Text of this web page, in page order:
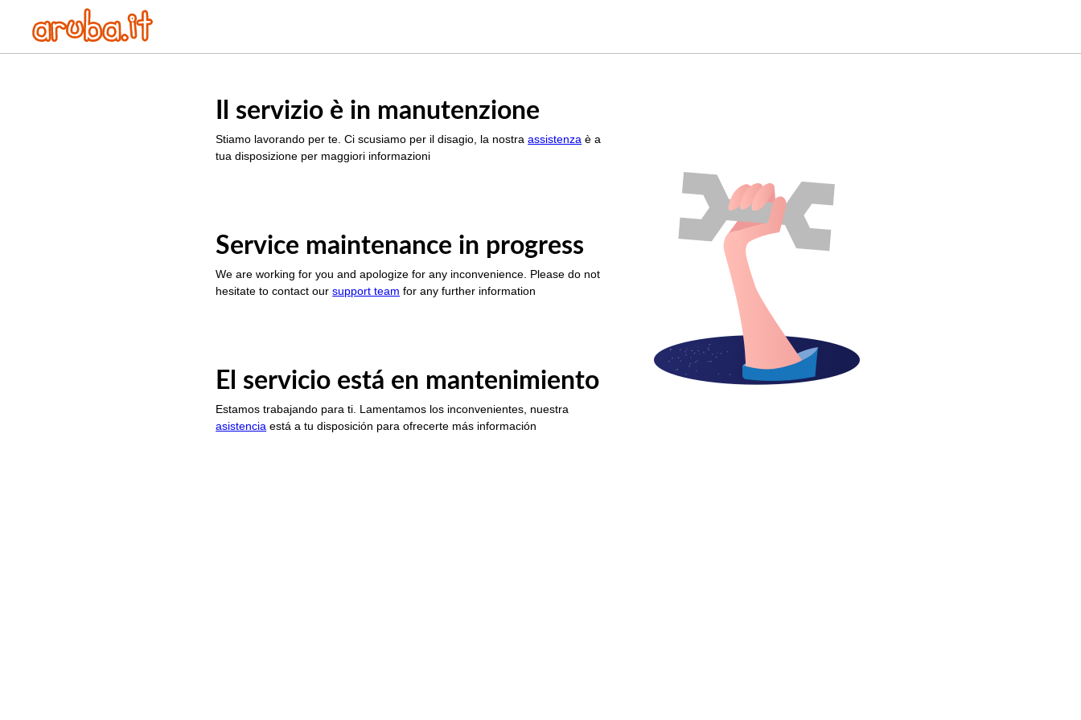
Il servizio è in manutenzione
Stiamo lavorando per te. Ci scusiamo per il disagio, la nostraassistenza è a
tua disposizione per maggiori informazioni
Service maintenance in progress
We are working for you and apologize for any inconvenience. Please do not
hesitate to contact oursupport team for any further information
El servicio está en mantenimiento
Estamos trabajando para ti. Lamentamos los inconvenientes, nuestra
asistencia está a tu disposición para ofrecerte más información